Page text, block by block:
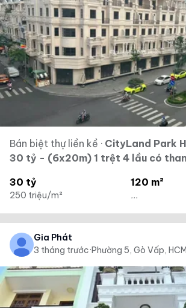
Bán biệt thự liền kề · CityLand Park
30 tỷ - (6x20m) 1 trệt 4 lầu có
30 tỷ
250 triệu/m²
120 m²
...
Gia Phát
3 tháng trước·Phường 5, Gò Vấp, HCM